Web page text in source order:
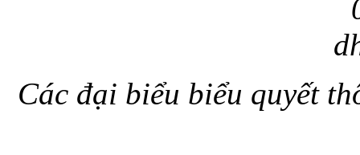
Các đại biểu biểu quyết